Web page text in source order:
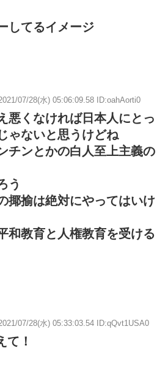
してるイメージ
07/28(水) 05:06:09.58 ID:oahAorti0
悪くなければ日本人にとっ
ゃないと思うけどね
チンとかの白人至上主義の
う
揶揄は絶対にやってはいけ
和教育と人権教育を受ける
07/28(水) 05:33:03.54 ID:qQvt1USA0
て！